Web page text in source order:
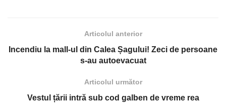
Articolul anterior
Incendiu la mall-ul din Calea Șagului! Zeci de persoane
s-au autoevacuat
Articolul următor
Vestul țării intră sub cod galben de vreme rea